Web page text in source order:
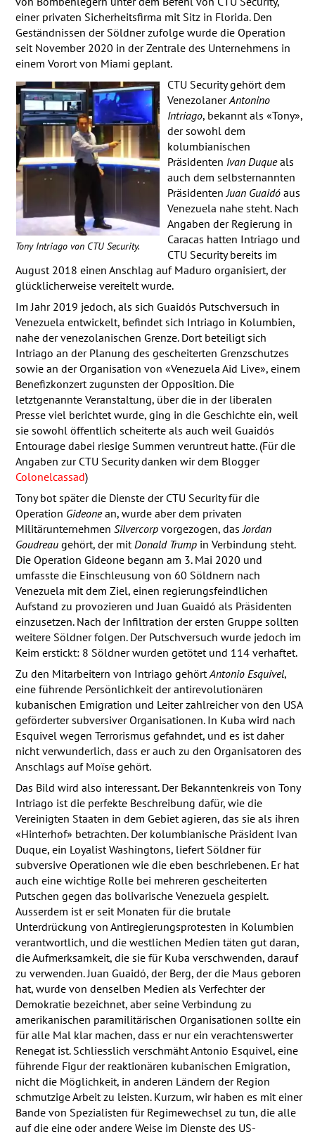
einer privaten Sicherheitsfirma mit Sitz in Florida. Den
Geständnissen der Söldner zufolge wurde die Operation
seit November 2020 in der Zentrale des Unternehmens in
einem Vorort von Miami geplant.
Tony Intriago von CTUSecurity.
CTU Security gehört dem
VenezolanerAntonino
Intriago, bekannt als «Tony»,
der sowohl dem
kolumbianischen
Präsidenten Ivan Duqueals
auch dem selbsternannten
Präsidenten Juan Guaidó aus
Venezuela nahe steht. Nach
Angaben der Regierung in
Caracas hatten Intriago und
CTU Security bereits im
August 2018 einen Anschlag auf Maduro organisiert, der
glücklicherweise vereitelt wurde.
Im Jahr 2019 jedoch, als sich Guaidós Putschversuch in
Venezuela entwickelt, befindet sich Intriago in Kolumbien,
nahe der venezolanischen Grenze. Dort beteiligt sich
Intriago an der Planung des gescheiterten Grenzschutzes
sowie an der Organisation von «Venezuela Aid Live», einem
Benefizkonzert zugunsten der Opposition. Die
letztgenannte Veranstaltung, über die in der liberalen
Presse viel berichtet wurde, ging in die Geschichte ein, weil
sie sowohl öffentlich scheiterte als auch weil Guaidós
Entourage dabei riesige Summen veruntreut hatte. (Für die
Angaben zur CTU Security danken wir dem Blogger
Colonelcassad)
Tony bot später die Dienste der CTU Security für die
Operation Gideonean, wurde aber dem privaten
Militärunternehmen Silvercorpvorgezogen, das Jordan
Goudreaugehört, der mit Donald Trumpin Verbindung steht.
Die Operation Gideone begann am 3. Mai 2020 und
umfasste die Einschleusung von 60 Söldnern nach
Venezuela mit dem Ziel, einen regierungsfeindlichen
Aufstand zu provozieren und Juan Guaidó als Präsidenten
einzusetzen. Nach der Infiltration der ersten Gruppe sollten
weitere Söldner folgen. Der Putschversuch wurde jedoch im
Keim erstickt: 8 Söldner wurden getötet und 114 verhaftet.
Zu den Mitarbeitern von Intriago gehört Antonio Esquivel,
eine führende Persönlichkeit der antirevolutionären
kubanischen Emigration und Leiter zahlreicher von den USA
geförderter subversiver Organisationen. In Kuba wird nach
Esquivel wegen Terrorismus gefahndet, und es ist daher
nicht verwunderlich, dass er auch zu den Organisatoren des
Anschlags auf Moïse gehört.
Das Bild wird also interessant. Der Bekanntenkreis von Tony
Intriago ist die perfekte Beschreibung dafür, wie die
Vereinigten Staaten in dem Gebiet agieren, das sie als ihren
«Hinterhof» betrachten. Der kolumbianische Präsident Ivan
Duque, ein Loyalist Washingtons, liefert Söldner für
subversive Operationen wie die eben beschriebenen. Er hat
auch eine wichtige Rolle bei mehreren gescheiterten
Putschen gegen das bolivarische Venezuela gespielt.
Ausserdem ist er seit Monaten für die brutale
Unterdrückung von Antiregierungsprotesten in Kolumbien
verantwortlich, und die westlichen Medien täten gut daran,
die Aufmerksamkeit, die sie für Kuba verschwenden, darauf
zu verwenden. Juan Guaidó, der Berg, der die Maus geboren
hat, wurde von denselben Medien als Verfechter der
Demokratie bezeichnet, aber seine Verbindung zu
amerikanischen paramilitärischen Organisationen sollte ein
für alle Mal klar machen, dass er nur ein verachtenswerter
Renegat ist. Schliesslich verschmäht Antonio Esquivel, eine
führende Figur der reaktionären kubanischen Emigration,
nicht die Möglichkeit, in anderen Ländern der Region
schmutzige Arbeit zu leisten. Kurzum, wir haben es mit einer
Bande von Spezialisten für Regimewechsel zu tun, die alle
auf die eine oder andere Weise im Dienste des US-